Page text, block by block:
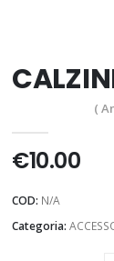
(
€10.00
COD: N/A
Categoria: